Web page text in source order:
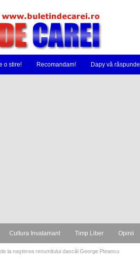
o stire! Recomandam! Dapy vă răspunde
Cultura Invatamant Timp Liber Opinii
la naşterea renumitului dascăl George Pteancu